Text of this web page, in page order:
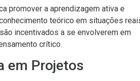
promover a aprendizagem ativa e
teórico em situações
incentivados a se envolverem em
crítico.
em Projetos